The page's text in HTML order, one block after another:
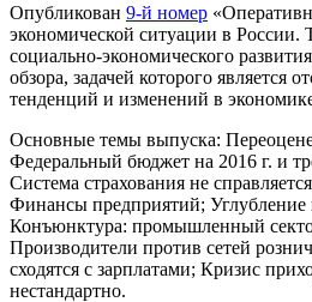
Опубликован 9-й номер
экономической ситуации в
социально-экономического
обзора, задачей которого является
тенденций и изменений в
Основные темы выпуска:
Федеральный бюджет на 2016 г. и
Система страхования не
Финансы предприятий;
Конъюнктура: промышленный
Производители против сетей
сходятся с зарплатами; Кризис
нестандартно.